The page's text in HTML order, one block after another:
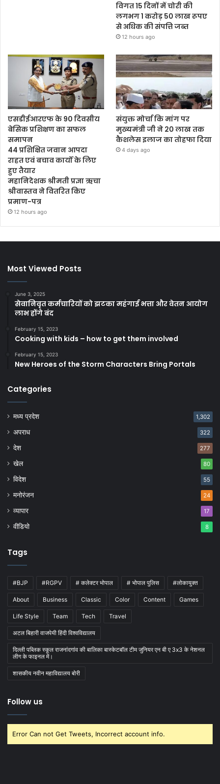
विगत 15 दिनों में चोरी की
लगभग 1 करोड़ 50 लाख रूपए
से अधिक की संपत्ति जब्‍त
12 hours ago
एसडीईआरएफ के 90 दिवसीय
बेसिक प्रशिक्षण का सफल
समापन
44 प्रशिक्षित जवान आपदा
राहत एवं बचाव कार्यों के लिए
हुए तैयार
महानिदेशक श्रीमती प्रज्ञा ऋचा
श्रीवास्तव ने वितरित किए
प्रमाण-पत्र
12 hours ago
संयुक्त मोर्चा कि मांग पर
मुख्यमंत्री जी ने 20 लाख तक
कैशलेस इलाज का तोहफा दिया
4 days ago
Most Viewed Posts
June 3, 2025
सेवानिवृत कर्मचारियों को झटका महंगाई भत्ता और वेतन आयोग
लाभ होंगे बंद
February 15, 2023
Cooking with kids – how to get them involved
February 15, 2023
New Heroes of the Storm Characters Bring Portals
Categories
मध्य प्रदेश 1,302
अपराध 322
देश 277
खेल 80
विदेश 55
मनोरंजन 24
व्यापार 17
वीडियो 8
Tags
#BJP #RGPV # कलेक्टर भोपाल # भोपाल पुलिस #लोकायुक्त
About Business Classic Color Content Games
Life Style Team Tech Travel
अटल बिहारी वाजपेयी हिंदी विश्वविद्यालय
दिल्ली पब्लिक स्कूल राजनांदगांव की बालिका बास्केटबाॅल टीम जुनियर एन बी ए 3x3 के नेशनल
लीग के फाइनल में।
शासकीय नवीन महाविद्यालय बोरी
Follow us
Error Can not Get Tweets, Incorrect account info.